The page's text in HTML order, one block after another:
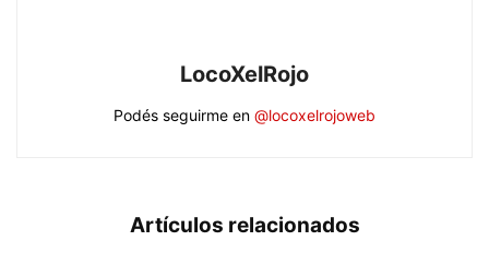
LocoXelRojo
Podés seguirme en @locoxelrojoweb
Artículos relacionados